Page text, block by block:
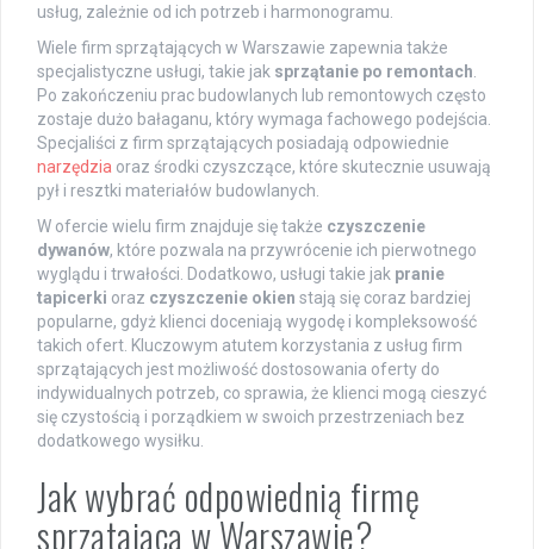
usług, zależnie od ich potrzeb i harmonogramu.
Wiele firm sprzątających w Warszawie zapewnia także
specjalistyczne usługi, takie jak sprzątanie po remontach
Po zakończeniu prac budowlanych lub remontowych często
zostaje dużo bałaganu, który wymaga fachowego podejścia.
Specjaliści z firm sprzątających posiadają odpowiednie
narzędzia oraz środki czyszczące, które skutecznie usuwają
pył i resztki materiałów budowlanych.
W ofercie wielu firm znajduje się także czyszczenie
dywanów, które pozwala na przywrócenie ich pierwotnego
wyglądu i trwałości. Dodatkowo, usługi takie jak pranie
tapicerki oraz czyszczenie okien stają się coraz bardziej
popularne, gdyż klienci doceniają wygodę i kompleksowość
takich ofert. Kluczowym atutem korzystania z usług firm
sprzątających jest możliwość dostosowania oferty do
indywidualnych potrzeb, co sprawia, że klienci mogą cieszyć
się czystością i porządkiem w swoich przestrzeniach bez
dodatkowego wysiłku.
Jak wybrać odpowiednią firmę
sprzątającą w Warszawie?